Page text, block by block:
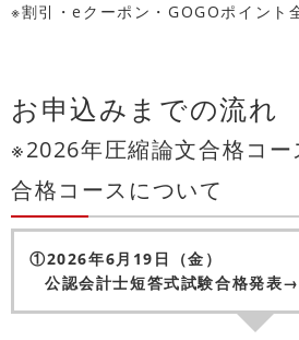
※割引・eクーポン・GOGOポイント
お申込みまでの流れ
※2026年圧縮論文合格コ
合格コースについて
①2026年6月19日（金）
公認会計士短答式試験合格発表→